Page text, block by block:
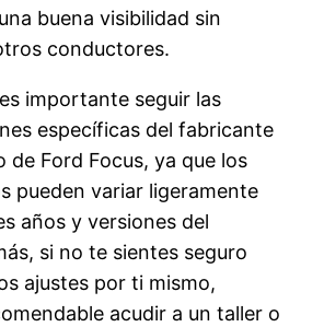
buena visibilidad sin
conductores.
importante seguir las
específicas del fabricante
de Ford Focus, ya que los
pueden variar ligeramente
años y versiones del
si no te sientes seguro
ajustes por ti mismo,
acudir a un taller o